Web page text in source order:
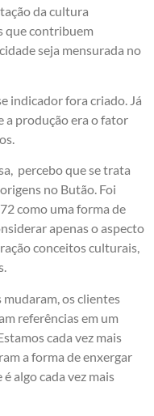
da cultura
que contribuem
seja mensurada no
indicador fora criado. Já
a produção era o fator
percebo que se trata
no Butão. Foi
como uma forma de
apenas o aspecto
conceitos culturais,
mudaram, os clientes
referências em um
cada vez mais
a forma de enxergar
algo cada vez mais